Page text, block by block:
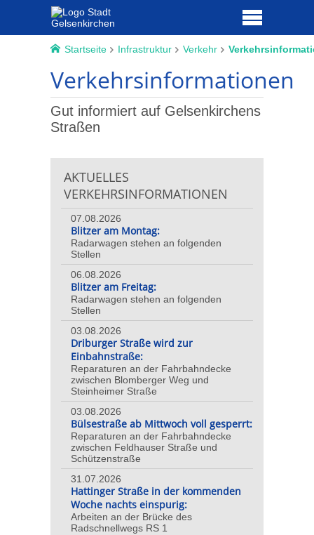
Startseite Infrastruktur Verkehr
Verkehrsinformationen
Gut informiert auf Gelsenkirchens
Straßen
AKTUELLES
VERKEHRSINFORMATIONEN
07.08.2026
Blitzer am Montag:
Radarwagen stehen an folgenden
Stellen
06.08.2026
Blitzer am Freitag:
Radarwagen stehen an folgenden
Stellen
03.08.2026
Driburger Straße wird zur
Einbahnstraße:
Reparaturen an der Fahrbahndecke
zwischen Blomberger Weg und
Steinheimer Straße
03.08.2026
Bülsestraße ab Mittwoch voll gesperrt:
Reparaturen an der Fahrbahndecke
zwischen Feldhauser Straße und
Schützenstraße
31.07.2026
Hattinger Straße in der kommenden
Woche nachts einspurig:
Arbeiten an der Brücke des
Radschnellwegs RS 1